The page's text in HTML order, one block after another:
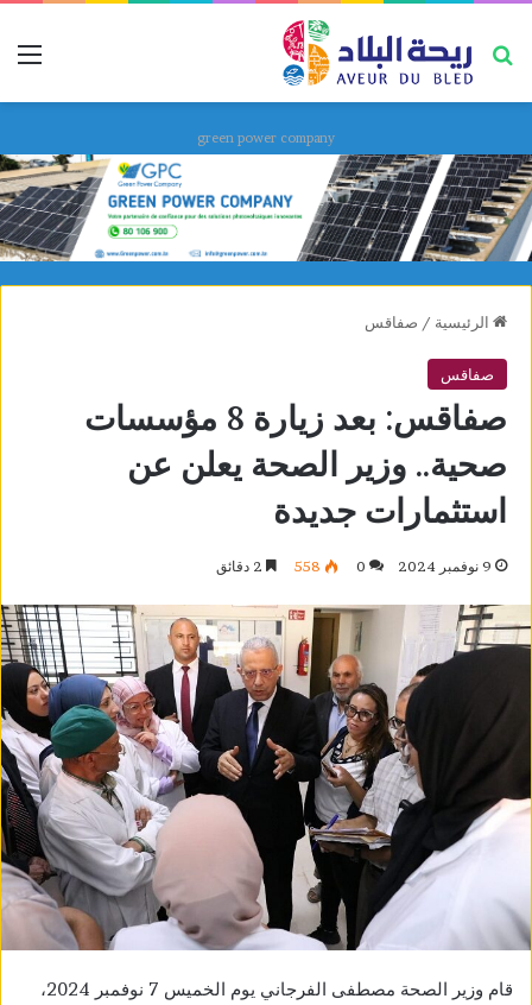
بحث عن
green power company
الرئيسية / صفاقس
صفاقس
صفاقس: بعد زيارة 8 مؤسسات
صحية.. وزير الصحة يعلن عن
استثمارات جديدة
9 نوفمبر 2024 0
558
قام وزير الصحة مصطفى الفرجاني يوم الخميس 7 نوفمبر 2024،